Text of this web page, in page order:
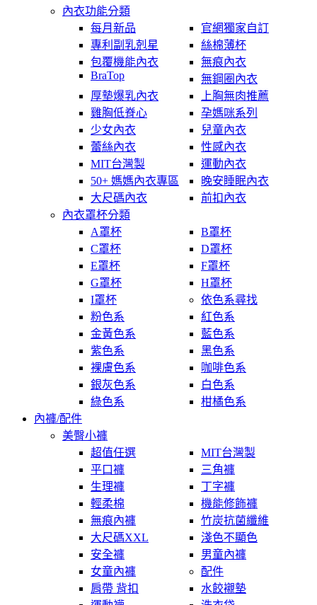
內衣功能分類
每月新品
官網獨家自訂
專利副乳剋星
絲棉薄杯
包覆機能內衣
無痕內衣
BraTop
無鋼圈內衣
厚墊爆乳內衣
上胸無肉推薦
雞胸低脊心
孕媽咪系列
少女內衣
兒童內衣
蕾絲內衣
性感內衣
MIT台灣製
運動內衣
50+ 媽媽內衣專區
晚安睡眠內衣
大尺碼內衣
前扣內衣
內衣罩杯分類
A罩杯
B罩杯
C罩杯
D罩杯
E罩杯
F罩杯
G罩杯
H罩杯
I罩杯
依色系尋找
粉色系
紅色系
金黃色系
藍色系
紫色系
黑色系
裸膚色系
咖啡色系
銀灰色系
白色系
綠色系
柑橘色系
內褲/配件
美臀小褲
超值任選
MIT台灣製
平口褲
三角褲
生理褲
丁字褲
輕柔棉
機能修飾褲
無痕內褲
竹炭抗菌纖維
大尺碼XXL
淺色不顯色
安全褲
男童內褲
女童內褲
配件
肩帶 背扣
水餃襯墊